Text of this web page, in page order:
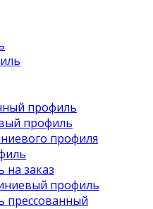
профиль
профиль
профиля
заказ
профиль